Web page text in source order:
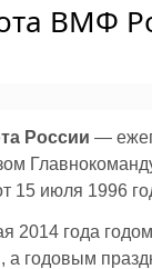
ВМФ
России —
15 июля 1996
2014 года годом
а годовым